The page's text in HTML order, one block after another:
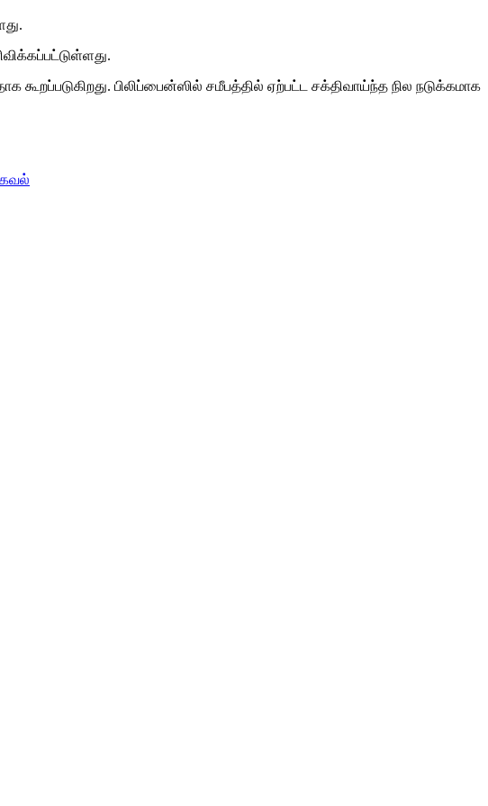
பிலிப்பைன்ஸில் சமீபத்தில் ஏற்பட்ட சக்திவாய்ந்த நில நடுக்கமாக